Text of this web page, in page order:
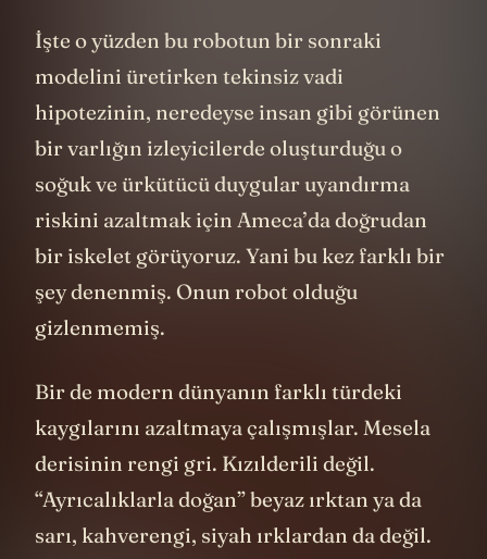
İşte o yüzden bu robotun bir sonraki
modelini üretirken tekinsiz vadi
hipotezinin, neredeyse insan gibi görünen
bir varlığın izleyicilerde oluşturduğu o
soğuk ve ürkütücü duygular uyandırma
riskini azaltmak için Ameca’da doğrudan
bir iskelet görüyoruz. Yani bu kez farklı bir
şey denenmiş. Onun robot olduğu
gizlenmemiş.
Bir de modern dünyanın farklı türdeki
kaygılarını azaltmaya çalışmışlar. Mesela
derisinin rengi gri. Kızılderili değil.
“Ayrıcalıklarla doğan” beyaz ırktan ya da
sarı, kahverengi, siyah ırklardan da değil.